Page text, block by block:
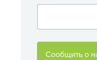
Сообщить о